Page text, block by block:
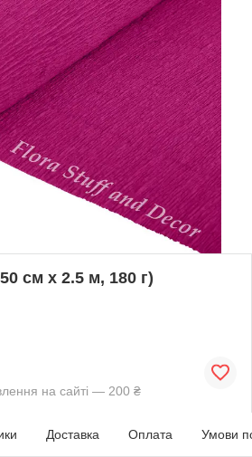
см х 2.5 м, 180 г)
на сайті — 200 ₴
Доставка Оплата Умови